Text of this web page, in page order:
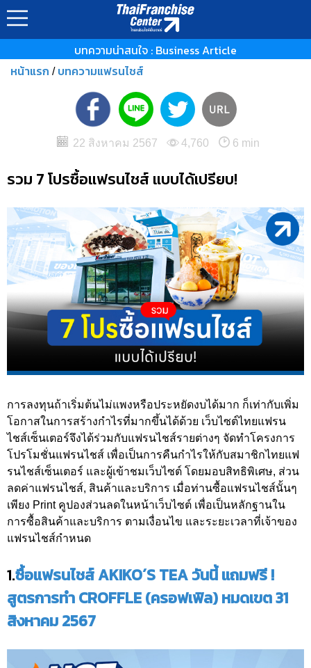
บทความน่าสนใจ : Business Article
หน้าแรก / บทความแฟรนไชส์
22 สิงหาคม 2567 4,760 6 min
รวม 7 โปรซื้อแฟรนไชส์ แบบได้เปรียบ!
การลงทุนถ้าเริ่มต้นไม่แพงหรือประหยัดงบได้มาก ก็เท่ากับเพิ่ม
โอกาสในการสร้างกำไรที่มากขึ้นได้ด้วย เว็บไซต์ไทยแฟรน
ไชส์เซ็นเตอร์จึงได้ร่วมกับแฟรนไชส์รายต่างๆ จัดทำโครงการ
โปรโมชั่นแฟรนไชส์ เพื่อเป็นการคืนกำไรให้กับสมาชิกไทยแฟ
รนไชส์เซ็นเตอร์ และผู้เข้าชมเว็บไซต์ โดยมอบสิทธิพิเศษ, ส่วน
ลดค่าแฟรนไชส์, สินค้าและบริการ เมื่อท่านซื้อแฟรนไชส์นั้นๆ
เพียง Print คูปองส่วนลดในหน้าเว็บไซต์ เพื่อเป็นหลักฐานใน
การซื้อสินค้าและบริการ ตามเงื่อนไข และระยะเวลาที่เจ้าของ
แฟรนไชส์กำหนด
1.ซื้อแฟรนไชส์ AKIKO´S TEA วันนี้ แถมฟรี !
สูตรการทำ CROFFLE (ครอฟเฟิล) หมดเขต 31
สิงหาคม 2567